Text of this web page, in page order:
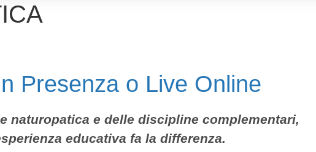
Presenza o Live Online
naturopatica e delle discipline complementari,
educativa fa la differenza.